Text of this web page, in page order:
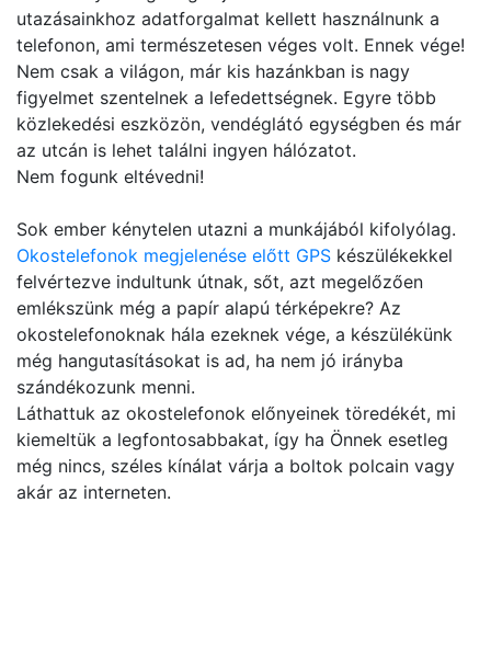
utazásainkhoz adatforgalmat kellett használnunk a
telefonon, ami természetesen véges volt. Ennek vége!
Nem csak a világon, már kis hazánkban is nagy
figyelmet szentelnek a lefedettségnek. Egyre több
közlekedési eszközön, vendéglátó egységben és már
az utcán is lehet találni ingyen hálózatot.
Nem fogunk eltévedni!
Sok ember kénytelen utazni a munkájából kifolyólag.
Okostelefonok megjelenése előtt GPS készülékekkel
felvértezve indultunk útnak, sőt, azt megelőzően
emlékszünk még a papír alapú térképekre? Az
okostelefonoknak hála ezeknek vége, a készülékünk
még hangutasításokat is ad, ha nem jó irányba
szándékozunk menni.
Láthattuk az okostelefonok előnyeinek töredékét, mi
kiemeltük a legfontosabbakat, így ha Önnek esetleg
még nincs, széles kínálat várja a boltok polcain vagy
akár az interneten.